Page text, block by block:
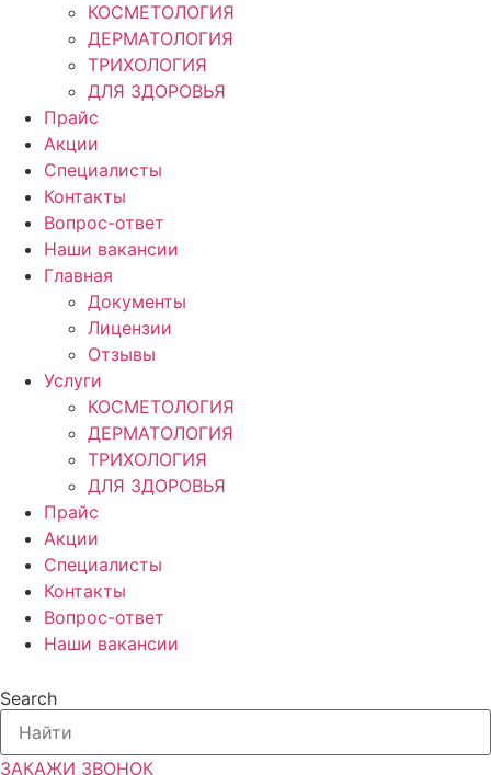
КОСМЕТОЛОГИЯ
ДЕРМАТОЛОГИЯ
ТРИХОЛОГИЯ
ДЛЯ ЗДОРОВЬЯ
Прайс
Акции
Специалисты
Контакты
Вопрос-ответ
Наши вакансии
Главная
Документы
Лицензии
Отзывы
Услуги
КОСМЕТОЛОГИЯ
ДЕРМАТОЛОГИЯ
ТРИХОЛОГИЯ
ДЛЯ ЗДОРОВЬЯ
Прайс
Акции
Специалисты
Контакты
Вопрос-ответ
Наши вакансии
Search
ЗАКАЖИ ЗВОНОК